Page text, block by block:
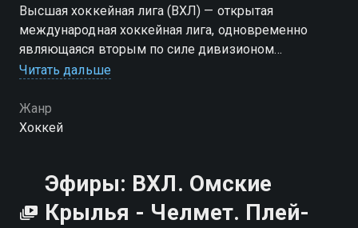
Высшая хоккейная лига (ВХЛ) — открытая
международная хоккейная лига, одновременно
являющаяся вторым по силе дивизионом
профессионального хоккея России после КХЛ.
Читать дальше
Жанр
Хоккей
Эфиры: ВХЛ. Омские
Крылья - Челмет. Плей-